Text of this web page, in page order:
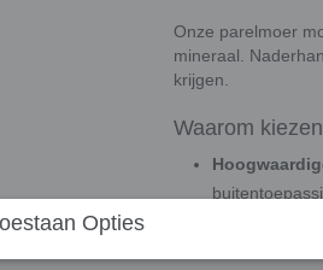
Onze parelmoer
mineraal.
krijgen.
Waarom
Opties